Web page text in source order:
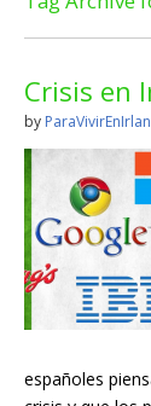
Blog dedicado
Irlanda!
Crisis en
by
españoles